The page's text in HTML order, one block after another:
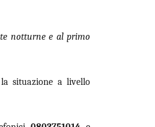
notturne e al primo
situazione a livello